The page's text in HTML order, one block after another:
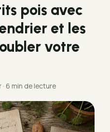
pois avec
et les
votre
· 6 min de lecture